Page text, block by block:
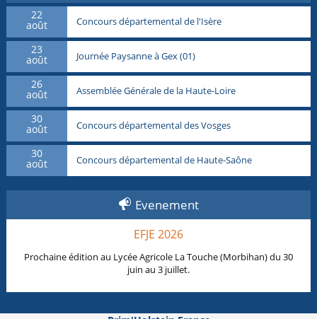
22
août Concours départemental de l'Isère
23
août Journée Paysanne à Gex (01)
26
août Assemblée Générale de la Haute-Loire
30
août Concours départemental des Vosges
30
août Concours départemental de Haute-Saône
Evenement
EFJE 2026
Prochaine édition au Lycée Agricole La Touche (Morbihan) du 30
juin au 3 juillet.